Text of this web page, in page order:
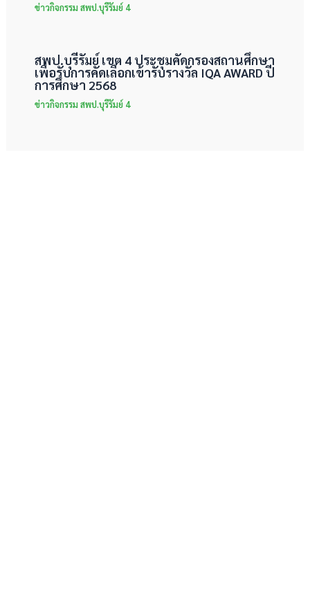
ข่าวกิจกรรม สพป.บุรีรัมย์ 4
สพป.บุรีรัมย์ เขต 4 ประชุมคัดกรองสถานศึกษา
เพื่อรับการคัดเลือกเข้ารับรางวัล IQA AWARD ปี
การศึกษา 2568
ข่าวกิจกรรม สพป.บุรีรัมย์ 4